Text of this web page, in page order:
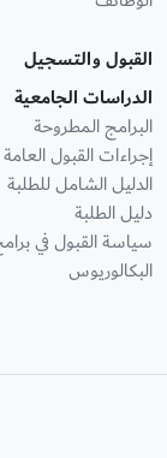
القبول والتسجيل
الدراسات الجامعية
البرامج المطروحة
إجراءات القبول العامة
الدليل الشامل للطلبة
دليل الطلبة
سياسة القبول في
البكالوريوس